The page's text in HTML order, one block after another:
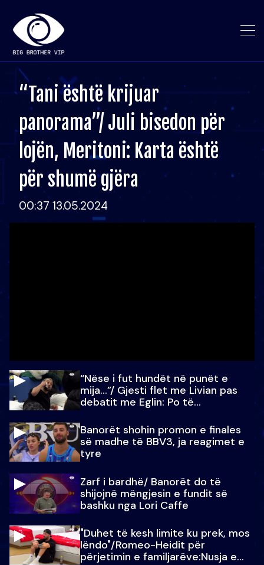
“Tani është krijuar
panorama”/ Juli bisedon për
lojën, Meritoni: Karta është
për shumë gjëra
00:37 13.05.2024
“Nëse i fut hundët në punët e
mija…”/ Gjesti flet me Livian pas
debatit me Eglin: Po të
Banorët shohin promon e finales
së madhe të BBV3, ja reagimet e
tyre
Zarf i bardhë/ Banorët do të
shijojnë mëngjesin e fundit së
bashku nga Lori Caffe
"Duhet të kesh limite ku prek, mos
lëndo"/Romeo-Heidit për
përjetimin e familjarëve:Nusja e